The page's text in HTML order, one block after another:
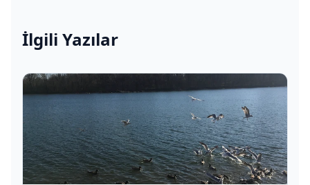
İlgili Yazılar